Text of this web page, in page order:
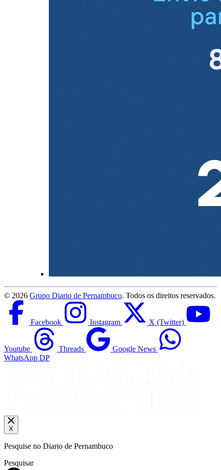
© 2026 Grupo Diario de Pernambuco. Todos os direitos reservados.
Facebook Instagram X (Twitter)
Youtube Threads
Google News
WhatsApp DP
X
Pesquise no Diario de Pernambuco
Pesquisar